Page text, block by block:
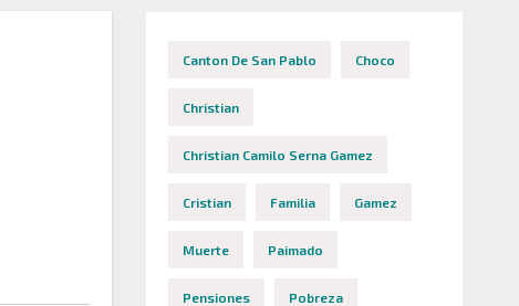
Canton De San Pablo Choco
Christian
Christian Camilo Serna Gamez
Cristian Familia Gamez
Muerte Paimado
Pensiones Pobreza